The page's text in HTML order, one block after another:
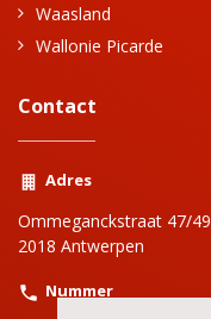
Waasland
Wallonie Picarde
Contact
Adres
Ommeganckstraat 47/49
2018 Antwerpen
Nummer